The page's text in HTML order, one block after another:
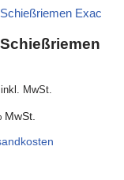
inkl. MwSt.
MwSt.